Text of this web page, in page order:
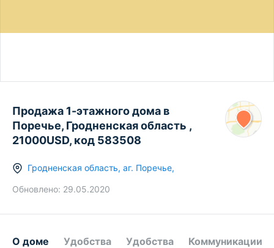
Продажа 1-этажного дома в
Поречье, Гродненская область ,
21000USD, код 583508
Гродненская область, аг. Поречье,
Обновлено: 29.05.2020
О доме Удобства Удобства Коммуникации